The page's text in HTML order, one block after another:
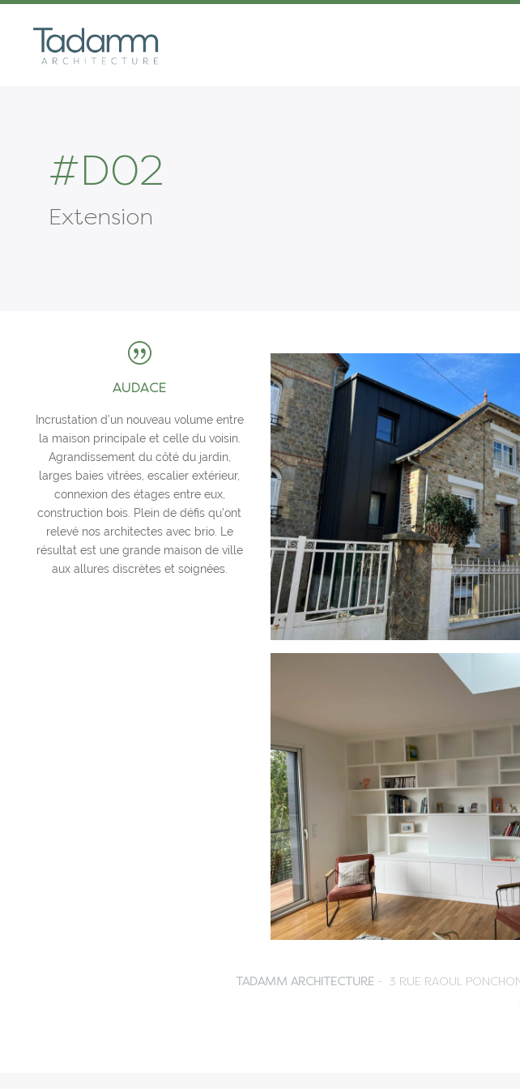
#D02
Extension
|
AUDACE
Incrustation d’un nouveau volume entre
la maison principale et celle du voisin.
Agrandissement du côté du jardin,
larges baies vitrées, escalier extérieur,
connexion des étages entre eux,
construction bois. Plein de défis qu’ont
relevé nos architectes avec brio. Le
résultat est une grande maison de ville
aux allures discrètes et soignées.
TADAMM ARCHITECTURE- 3 RUE RAOUL